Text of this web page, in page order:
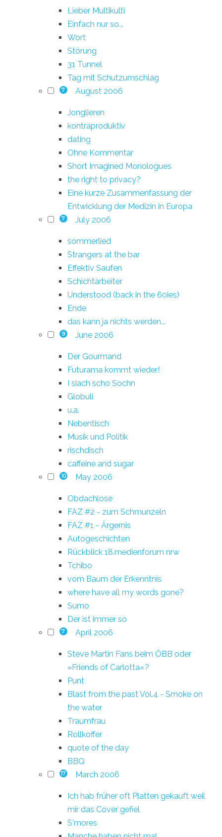
Lieber Multikulti
Einfach nur so...
Wort
Störung
31 Tunnel
Tag mit Schutzumschlag
7 August 2006
Jonglieren
kontraproduktiv
dating
Ohne Kommentar
Short Imagined Monologues
the right to privacy?
Eine kurze Zusammenfassung der
Entwicklung der Medizin in Europa
7 July 2006
sommerlied
Strangers at the bar
Effektiv Saufen
Schichtarbeiter
Understood (back in the 60ies)
Ende
das kann ja nichts werden...
9 June 2006
Der Gourmand
Futurama kommt wieder!
I siach scho Sochn
Globuli
u.a.
Nebentisch
Musik und Politik
rischdisch
caffeine and sugar
10 May 2006
Obdachlose
FAZ #2 - zum Schmunzeln
FAZ #1 - Ärgernis
Autogeschichten
Rückblick 18.medienforum nrw
Tchibo
vom Baum der Erkenntnis
where have all my words gone?
Sumo
Der ist immer so
7 April 2006
Steve Martin Fans beim ÖBB oder
»Friends of Carlotta«?
Punt
Blast from the past Vol.4 - Smoke on
the water
Traumfrau
Rollkoffer
quote of the day
BBQ
17 March 2006
Ich hab früher oft Platten gekauft weil
mir das Cover gefiel
S'mores